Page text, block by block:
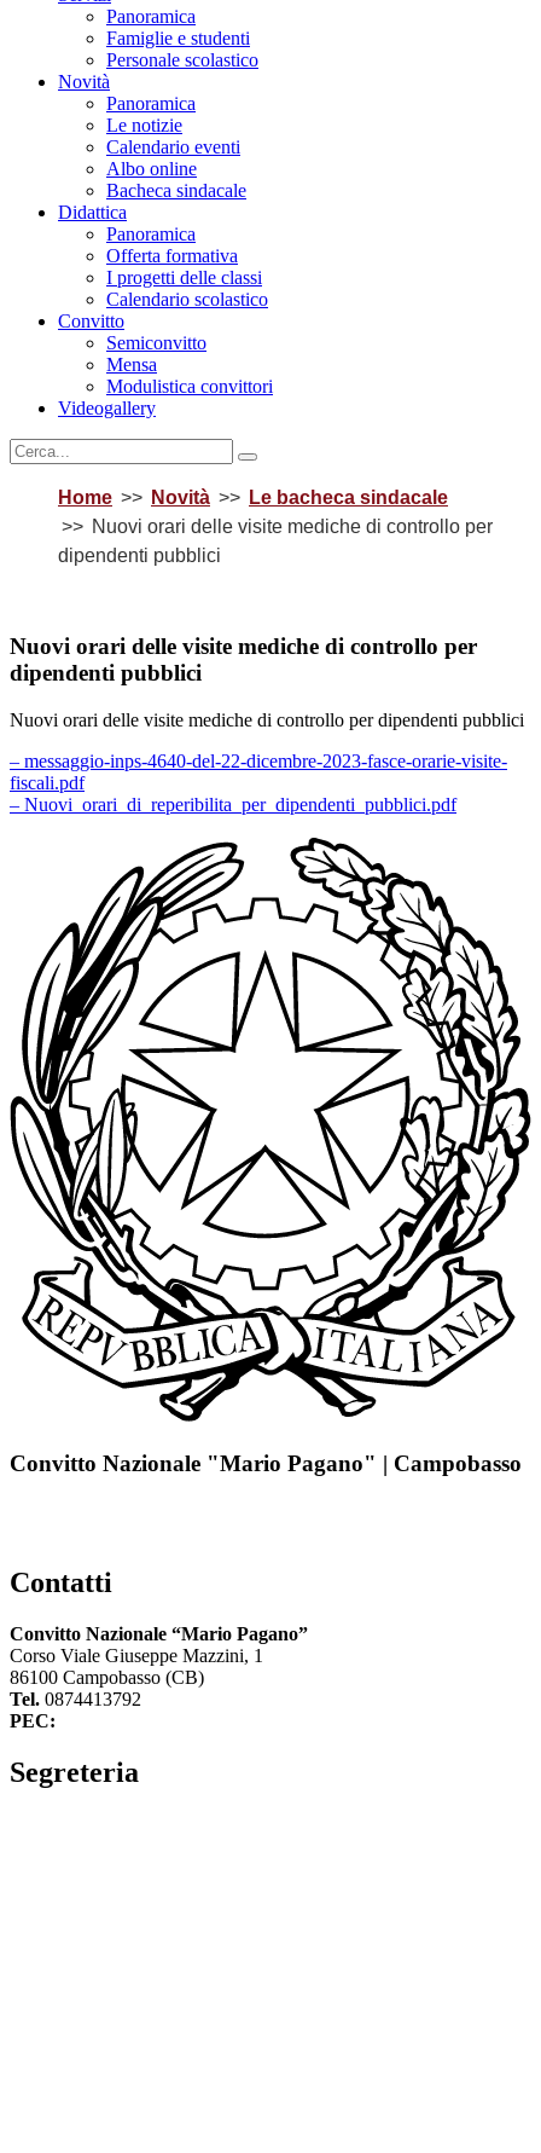
Panoramica
Famiglie e studenti
Personale scolastico
Novità
Panoramica
Le notizie
Calendario eventi
Albo online
Bacheca sindacale
Didattica
Panoramica
Offerta formativa
I progetti delle classi
Calendario scolastico
Convitto
Semiconvitto
Mensa
Modulistica convittori
Videogallery
Home Novità
Le bacheca sindacale
Nuovi orari delle visite mediche di controllo per
dipendenti pubblici
Nuovi orari delle visite mediche di controllo per
dipendenti pubblici
Nuovi orari delle visite mediche di controllo per dipendenti pubblici
– messaggio-inps-4640-del-22-dicembre-2023-fasce-orarie-visite-
fiscali.pdf
– Nuovi_orari_di_reperibilita_per_dipendenti_pubblici.pdf
Convitto Nazionale "Mario Pagano" | Campobasso
Contatti
Convitto Nazionale “Mario Pagano”
Corso Viale Giuseppe Mazzini, 1
86100 Campobasso (CB)
Tel. 0874413792
PEC:
Segreteria